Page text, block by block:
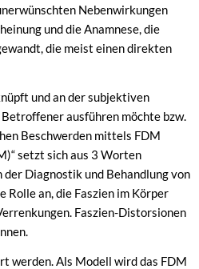
Nebenwirkungen
und die Anamnese, die
die meist einen direkten
und an der subjektiven
ausführen möchte bzw.
Beschwerden mittels FDM
setzt sich aus 3 Worten
der Diagnostik und Behandlung von
an, die Faszien im Körper
Faszien-Distorsionen
werden. Als Modell wird das FDM